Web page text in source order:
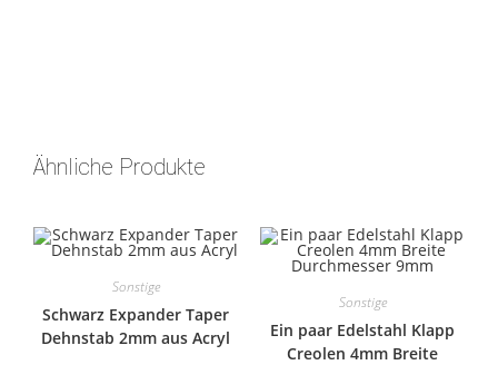
Ähnliche Produkte
Sonstige
Schwarz Expander Taper
Dehnstab 2mm aus Acryl
Sonstige
Ein paar Edelstahl Klapp
Creolen 4mm Breite